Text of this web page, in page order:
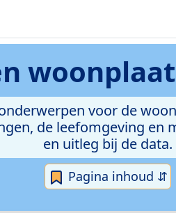
voor de
de leefomgeving en
en uitleg bij de data.
Pagina inhoud ⇵